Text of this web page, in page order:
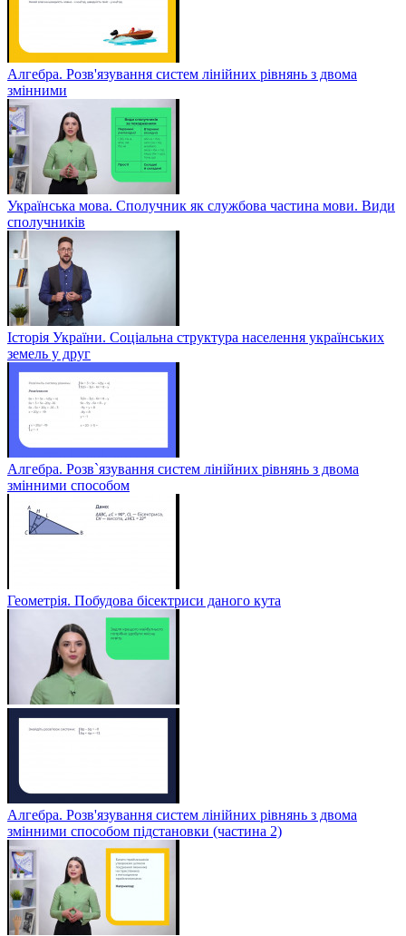
Алгебра. Розв'язування систем лінійних рівнянь з двома
змінними
Українська мова. Сполучник як службова частина мови. Види
сполучників
Історія України. Соціальна структура населення українських
земель у друг
Алгебра. Розв`язування систем лінійних рівнянь з двома
змінними способом
Геометрія. Побудова бісектриси даного кута
Алгебра. Розв'язування систем лінійних рівнянь з двома
змінними способом підстановки (частина 2)